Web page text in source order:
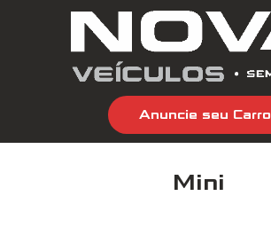
Anuncie seu Carro
Mini